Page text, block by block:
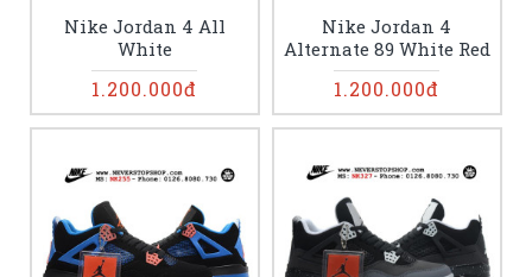
Nike Jordan 4 All
White
1.200.000đ
Nike Jordan 4
Alternate 89 White Red
1.200.000đ